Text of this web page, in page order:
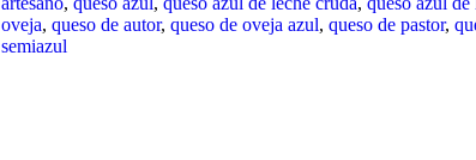
oveja, queso de autor, queso de oveja azul, queso de pastor,
semiazul